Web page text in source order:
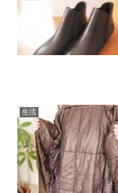
生活